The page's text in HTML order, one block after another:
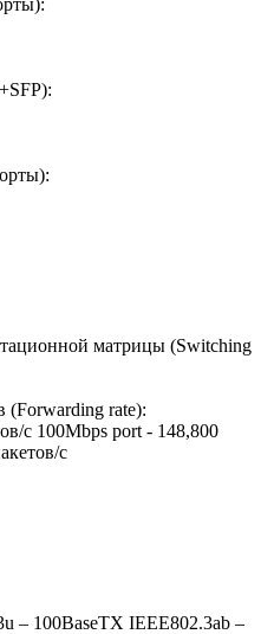
:
:
:
матрицы (Switching
(Forwarding rate):
с 100Mbps port - 148,800
с
– 100BaseTX IEEE802.3ab –